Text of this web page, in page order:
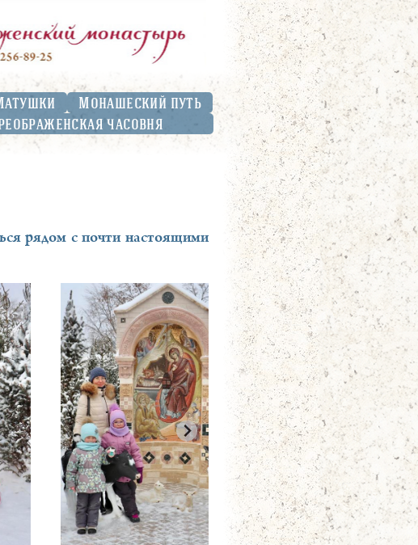
Монашеский путь
часовня
рядом с почти настоящими